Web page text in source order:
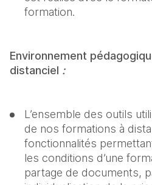
formation.
Environnement
distanciel :
L’ensemble des outils
de nos formations à
fonctionnalités
les conditions d’une
partage de documents,